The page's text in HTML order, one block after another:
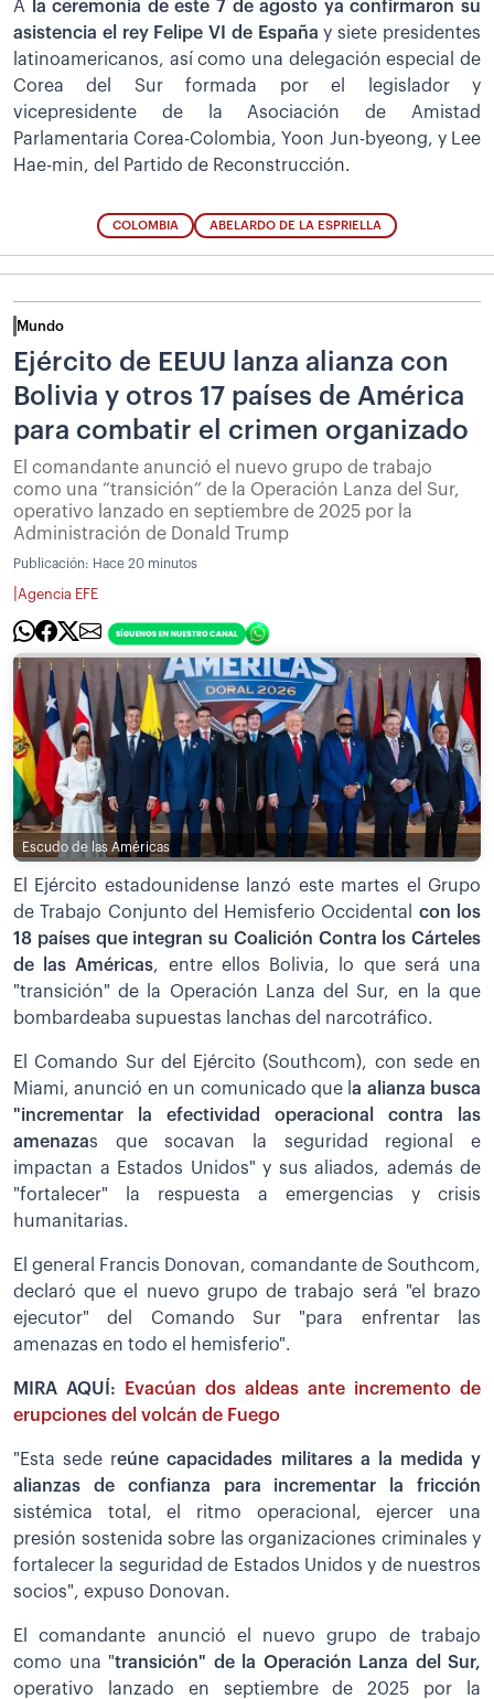
A
la ceremonia de este 7 de agosto ya confirmaron su
asistencia el rey Felipe VI de Españay siete presidentes
latinoamericanos, así como una delegación especial de
Corea del Sur formada por el legislador y
vicepresidente de la Asociación de Amistad
Parlamentaria Corea-Colombia, Yoon Jun-byeong, y Lee
Hae-min, del Partido de Reconstrucción.
COLOMBIA ABELARDO DE LA ESPRIELLA
Mundo
Ejército de EEUU lanza alianza con
Bolivia y otros 17 países de América
para combatir el crimen organizado
El comandante anunció el nuevo grupo de trabajo
como una “transición” de la Operación Lanza del Sur,
operativo lanzado en septiembre de 2025 por la
Administración de Donald Trump
Publicación: Hace 20 minutos
Agencia EFE
Escudo de las Américas
El Ejército estadounidense lanzó este martes el Grupo
de Trabajo Conjunto del Hemisferio Occidental con los
18 países que integran su Coalición Contra los Cárteles
de las Américas, entre ellos Bolivia, lo que será una
"transición" de la Operación Lanza del Sur, en la que
bombardeaba supuestas lanchas del narcotráfico.
El Comando Sur del Ejército (Southcom), con sede en
Miami, anunció en un comunicado que la alianza busca
"incrementar la efectividad operacional contra las
amenazas que socavan la seguridad regional e
impactan a Estados Unidos" y sus aliados, además de
"fortalecer" la respuesta a emergencias y crisis
humanitarias.
El general Francis Donovan, comandante de Southcom,
declaró que el nuevo grupo de trabajo será "el brazo
ejecutor" del Comando Sur "para enfrentar las
amenazas en todo el hemisferio".
MIRA AQUÍ:
Evacúan dos aldeas ante incremento de
erupciones del volcán de Fuego
"Esta sede reúne capacidades militares a la medida y
alianzas de confianza para incrementar la fricción
sistémica total, el ritmo operacional, ejercer una
presión sostenida sobre las organizaciones criminales y
fortalecer la seguridad de Estados Unidos y de nuestros
socios", expuso Donovan.
El comandante anunció el nuevo grupo de trabajo
como una "transición" de la Operación Lanza del Sur,
operativo lanzado en septiembre de 2025 por la